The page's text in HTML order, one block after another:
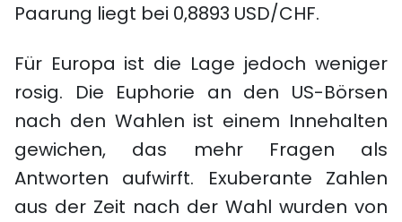
Paarung liegt bei 0,8893 USD/CHF.
Für Europa ist die Lage jedoch weniger
rosig. Die Euphorie an den US-Börsen
nach den Wahlen ist einem Innehalten
gewichen, das mehr Fragen als
Antworten aufwirft. Exuberante Zahlen
aus der Zeit nach der Wahl wurden von